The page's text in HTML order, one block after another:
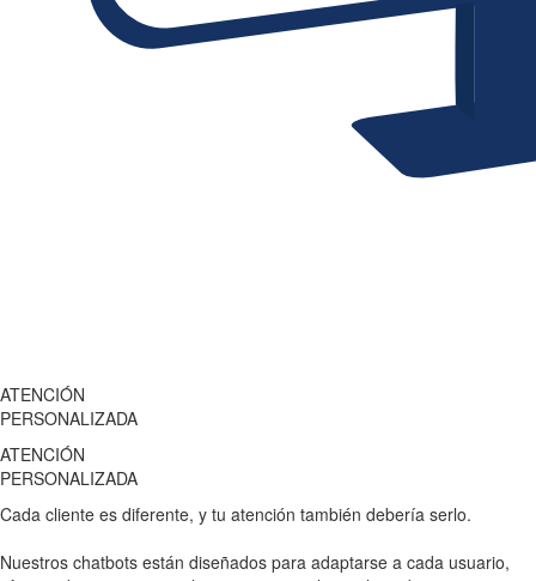
ATENCIÓN
PERSONALIZADA
ATENCIÓN
PERSONALIZADA
Cada cliente es diferente, y tu atención también debería serlo.
Nuestros chatbots están diseñados para adaptarse a cada usuario,